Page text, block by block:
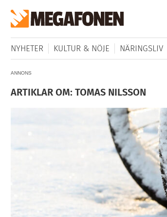
NYHETER KULTUR & NÖJE NÄRINGSLIV
ANNONS
ARTIKLAR OM: TOMAS NILSSON